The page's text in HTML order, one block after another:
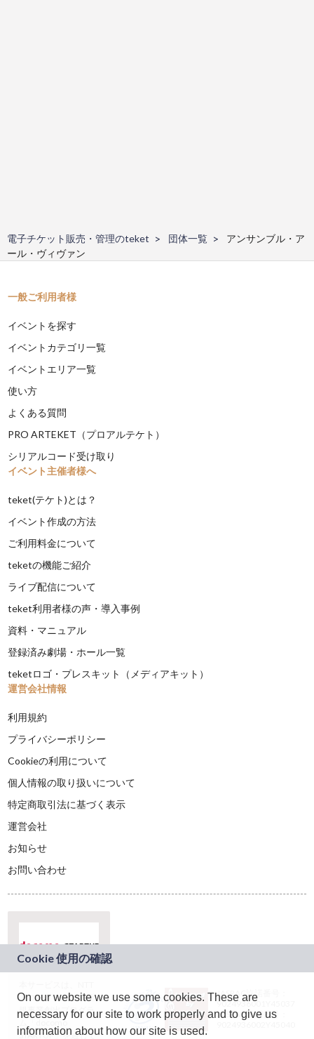
電子チケット販売・管理のteket 団体一覧
アンサンブル・ア
ール・ヴィヴァン
一般ご利用者様
イベントを探す
イベントカテゴリ一覧
イベントエリア一覧
使い方
よくある質問
PRO ARTEKET（プロアルテケト）
シリアルコード受け取り
イベント主催者様へ
teket(テケト)とは？
イベント作成の方法
ご利用料金について
teketの機能ご紹介
ライブ配信について
teket利用者様の声・導入事例
資料・マニュアル
登録済み劇場・ホール一覧
teketロゴ・プレスキット（メディアキット）
運営会社情報
利用規約
プライバシーポリシー
Cookieの利用について
個人情報の取り扱いについて
特定商取引法に基づく表示
運営会社
お知らせ
お問い合わせ
ドコモグループの新
規事業創出プログラ
ム「docomo
STARTUP」を通じて
JASRAC許諾番号：
9024936001Y45037
JASRAC許諾番号：
On our website we use some cookies. These are
necessary for our site to work properly and to give us
information about how our site is used.